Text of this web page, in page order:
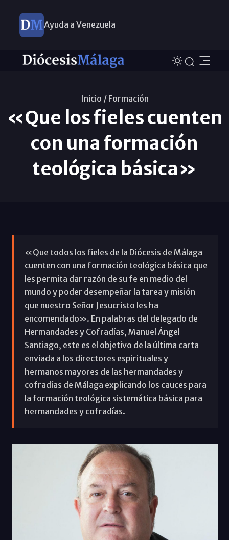
Ayuda a Venezuela
Inicio / Formación
«Que los fieles cuenten
con una formación
teológica básica»
«Que todos los fieles de la Diócesis de Málaga
cuenten con una formación teológica básica que
les permita dar razón de su fe en medio del
mundo y poder desempeñar la tarea y misión
que nuestro Señor Jesucristo les ha
encomendado». En palabras del delegado de
Hermandades y Cofradías, Manuel Ángel
Santiago, este es el objetivo de la última carta
enviada a los directores espirituales y
hermanos mayores de las hermandades y
cofradías de Málaga explicando los cauces para
la formación teológica sistemática básica para
hermandades y cofradías.